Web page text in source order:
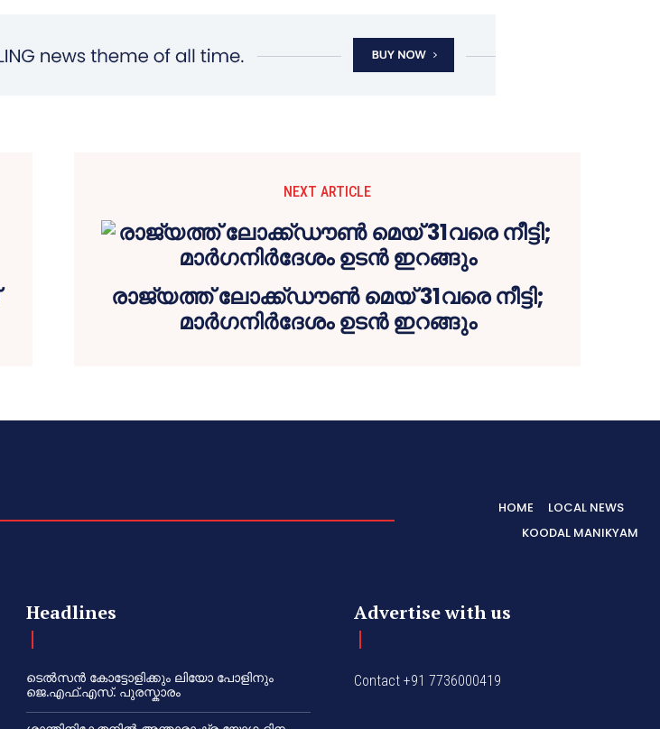
NEXT ARTICLE
രാജ്യത്ത് ലോക്ക്ഡൗൺ മെയ് 31വരെ നീട്ടി;
മാർഗനിർദേശം ഉടൻ ഇറങ്ങും
HOME
LOCAL NEWS
KOODAL MANIKYAM
Headlines
ടെൽസൻ കോട്ടോളിക്കും ലിയോ പോളിനും
ജെ.എഫ്.എസ്. പുരസ്കാരം
Advertise with us
Contact +91 7736000419